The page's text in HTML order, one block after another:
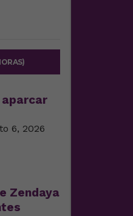
6, 2026
Zendaya